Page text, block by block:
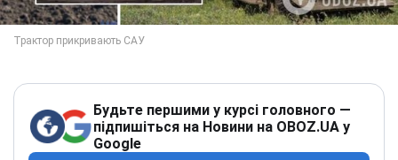
Будьте першими у курсі головного —
підпишіться на Новини на OBOZ.UA у
Google